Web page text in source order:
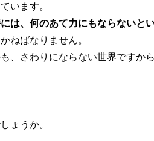
います。
は、何のあて力にもならないとい
ねばなりません。
、さわりにならない世界ですか
ょうか。